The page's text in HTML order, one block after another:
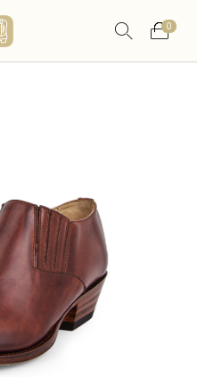
0
HOMME
CEINTURES CARTES CADEAUX